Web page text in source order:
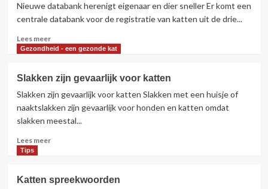
diervriendelijke
manier
Nieuwe databank herenigt eigenaar en dier sneller Er komt een
centrale databank voor de registratie van katten uit de drie...
Lees meerLees
meer
databank
voor
registratie
Gezondheid - een gezonde kat
Slakken zijn gevaarlijk voor katten
Slakken zijn gevaarlijk voor katten Slakken met een huisje of
naaktslakken zijn gevaarlijk voor honden en katten omdat
slakken meestal...
Lees meerLees
zijn
Tips
Katten spreekwoorden